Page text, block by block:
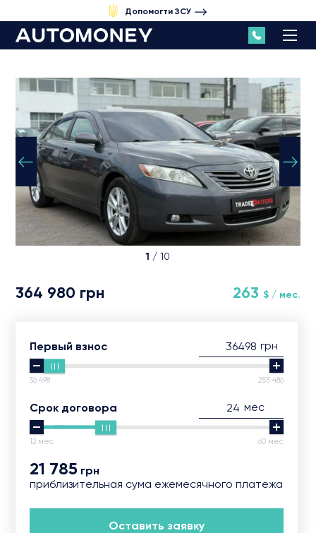
Допомогти ЗСУ
1 / 10
364 980 грн 263 $ / мес.
Первый взнос грн
36 498 255 486
Срок договора мес
12 мес 60 мес
21 785 грн
приблизительная сума ежемесячного платежа
Оставить заявку